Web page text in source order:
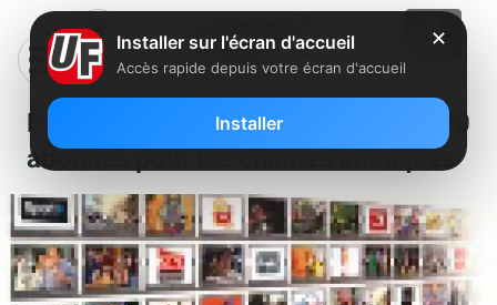
Freebox TV: Déjà plus de 200 000
abonnés pour les chaînes éthniques
✕
Installer sur l'écran d'accueil
Accès rapide depuis votre écran d'accueil
Installer